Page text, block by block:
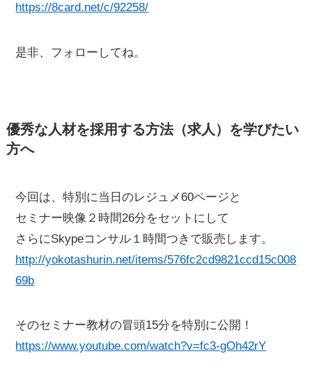
https://8card.net/c/92258/
是非、フォローしてね。
優秀な人材を採用する方法（求人）を学びたい
方へ
今回は、特別に当日のレジュメ60ページと
セミナー映像２時間26分をセットにして
さらにSkypeコンサル１時間つきで販売します。
http://yokotashurin.net/items/576fc2cd9821ccd15c008
69b
そのセミナー教材の冒頭15分を特別に公開！
https://www.youtube.com/watch?v=fc3-gOh42rY